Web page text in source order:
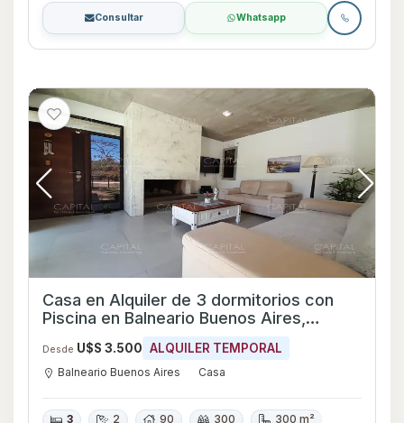
Consultar Whatsapp
Casa en Alquiler de 3 dormitorios con
Piscina en Balneario Buenos Aires,
Desde U$S 3.500 ALQUILER TEMPORAL
Balneario Buenos Aires Casa
3 2 90 300 300 m²